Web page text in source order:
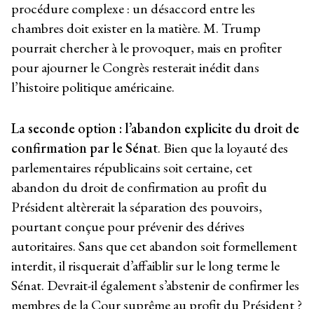
procédure complexe : un désaccord entre les
chambres doit exister en la matière. M. Trump
pourrait chercher à le provoquer, mais en profiter
pour ajourner le Congrès resterait inédit dans
l’histoire politique américaine.
La seconde option : l’abandon explicite du droit de
confirmation par le Sénat. Bien que la loyauté des
parlementaires républicains soit certaine, cet
abandon du droit de confirmation au profit du
Président altèrerait la séparation des pouvoirs,
pourtant conçue pour prévenir des dérives
autoritaires. Sans que cet abandon soit formellement
interdit, il risquerait d’affaiblir sur le long terme le
Sénat. Devrait-il également s’abstenir de confirmer les
membres de la Cour suprême au profit du Président ?